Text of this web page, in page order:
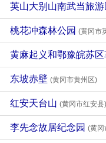
英山大别山南武当旅游
桃花冲森林公园 (黄冈市
黄麻起义和鄂豫皖苏区
东坡赤壁 (黄冈市黄州区)
红安天台山 (黄冈市红安县)
李先念故居纪念园 (黄冈